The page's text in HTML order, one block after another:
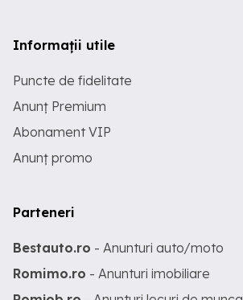
Informații utile
Puncte de fidelitate
Anunț Premium
Abonament VIP
Anunț promo
Parteneri
Bestauto.ro - Anunturi auto/moto
Romimo.ro - Anunturi imobiliare